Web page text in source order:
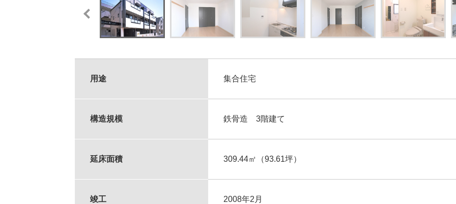
用途 集合住宅
構造規模 鉄骨造 3階建て
延床面積 309.44㎡（93.61坪）
竣工 2008年2月